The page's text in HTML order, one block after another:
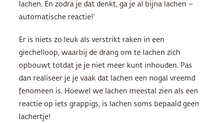
lachen. En zodra je dat denkt, ga je al bijna lachen –
automatische reactie!’
Er is niets zo leuk als verstrikt raken in een
giechelloop, waarbij de drang om te lachen zich
opbouwt totdat je je niet meer kunt inhouden. Pas
dan realiseer je je vaak dat lachen een nogal vreemd
fenomeen is. Hoewel we lachen meestal zien als een
reactie op iets grappigs, is lachen soms bepaald geen
lachertje!